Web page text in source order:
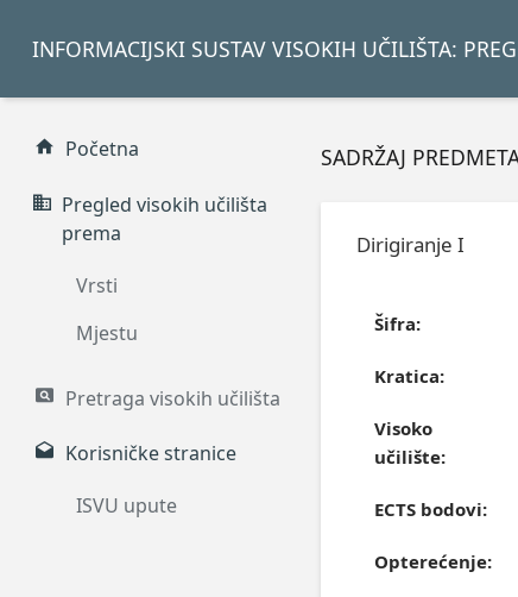
INFORMACIJSKI SUSTAV VISOKIH UČILIŠTA:
Početna
Pregled visokih učilišta
prema
Vrsti
Mjestu
Pretraga visokih učilišta
Korisničke stranice
ISVU upute
SADRŽAJ
Dirigiranje I
Šifra:
Kratica:
Visoko
učilište:
ECTS bodovi:
Opterećenje: